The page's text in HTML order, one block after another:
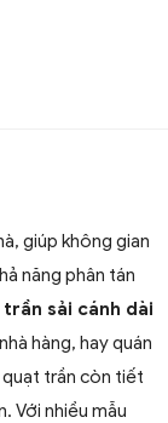
giúp không gian
năng phân tán
sải cánh dài
hàng, hay quán
quạt trần còn tiết
Với nhiều mẫu